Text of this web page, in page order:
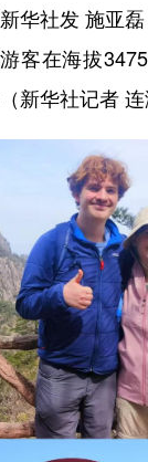
华社发 施亚
客在海拔
新华社记者 连